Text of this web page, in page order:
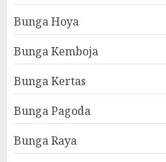
Bunga Hoya
Bunga Kemboja
Bunga Kertas
Bunga Pagoda
Bunga Raya